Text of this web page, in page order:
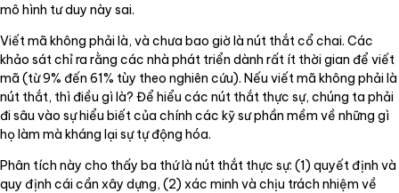
mô hình tư duy này sai.
Viết mã không phải là, và chưa bao giờ là nút thắt cổ chai. Các
khảo sát chỉ ra rằng các nhà phát triển dành rất ít thời gian để viết
mã (từ 9% đến 61% tùy theo nghiên cứu). Nếu viết mã không phải là
nút thắt, thì điều gì là? Để hiểu các nút thắt thực sự, chúng ta phải
đi sâu vào sự hiểu biết của chính các kỹ sư phần mềm về những gì
họ làm mà kháng lại sự tự động hóa.
Phân tích này cho thấy ba thứ là nút thắt thực sự: (1) quyết định và
quy định cái cần xây dựng, (2) xác minh và chịu trách nhiệm về